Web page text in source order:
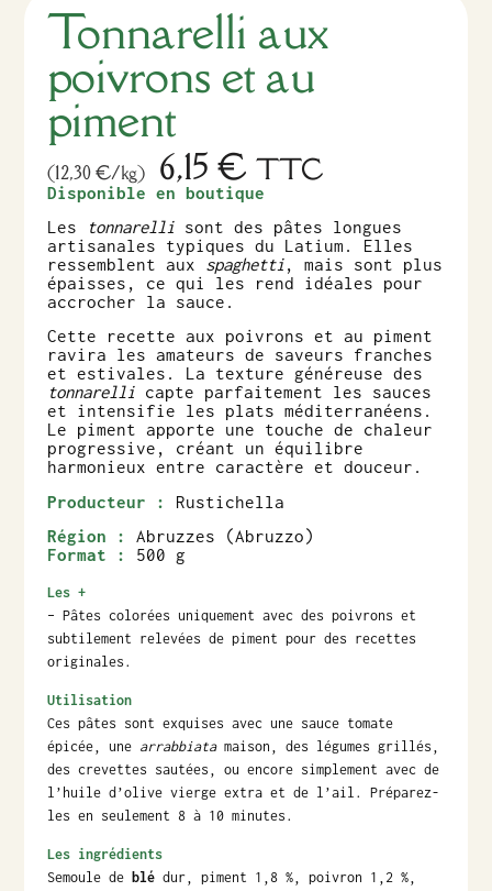
Tonnarelli aux
poivrons et au
piment
(12,30 €/kg) 6,15€ TTC
Disponible en boutique
Les
tonnarellisont des pâtes longues
artisanales typiques du Latium. Elles
ressemblent aux spaghetti, mais sont plus
épaisses, ce qui les rend idéales pour
accrocher la sauce.
Cette recette aux poivrons et au piment
ravira les amateurs de saveurs franches
et estivales. La texture généreuse des
tonnarellicapte parfaitement les sauces
et intensifie les plats méditerranéens.
Le piment apporte une touche de chaleur
progressive, créant un équilibre
harmonieux entre caractère et douceur.
Producteur :
Rustichella
Région :
Abruzzes (Abruzzo)
Format :
500 g
Les +
– Pâtes colorées uniquement avec des poivrons et
subtilement relevées de piment pour des recettes
originales.
Utilisation
Ces pâtes sont exquises avec une sauce tomate
épicée, une arrabbiatamaison, des légumes grillés,
des crevettes sautées, ou encore simplement avec de
l’huile d’olive vierge extra et de l’ail. Préparez-
les en seulement 8 à 10 minutes.
Les ingrédients
Semoule de blédur, piment 1,8 %, poivron 1,2 %,